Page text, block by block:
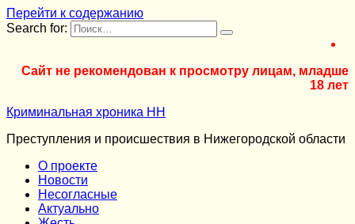
Перейти к содержанию
Search for:
Сайт не рекомендован к просмотру лицам, младше
18 лет
Криминальная хроника НН
Преступления и происшествия в Нижегородской области
О проекте
Новости
Несогласные
Актуально